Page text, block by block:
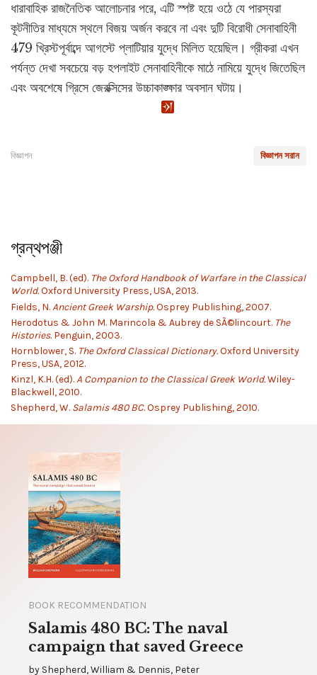
ধারাবাহিক রাজনৈতিক আলোচনার পরে, এটি স্পষ্ট হয়ে ওঠে যে পারস্যরা
কূটনীতির মাধ্যমে স্থলে বিজয় অর্জন করবে না এবং দুটি বিরোধী সেনাবাহিনী
479 খ্রিস্টপূর্বাব্দে আগস্টে প্লাটিয়ার যুদ্ধে মিলিত হয়েছিল। গ্রীকরা এখন
পর্যন্ত দেখা সবচেয়ে বড় হপলাইট সেনাবাহিনীকে মাঠে নামিয়ে যুদ্ধে জিতেছিল
এবং অবশেষে গ্রিসে জেরক্সিসের উচ্চাকাঙ্ক্ষার অবসান ঘটায়।
বিজ্ঞাপন সরান
বিজ্ঞাপন
গ্রন্থপঞ্জী
Campbell, B. (ed). The Oxford Handbook of Warfare in the Classical
World.Oxford University Press, USA, 2013.
Fields, N.Ancient Greek Warship.Osprey Publishing, 2007.
Herodotus & John M. Marincola & Aubrey de SÃ©lincourt. The
Histories.Penguin, 2003.
Hornblower, S. The Oxford Classical Dictionary.Oxford University
Press, USA, 2012.
Kinzl, K.H. (ed).A Companion to the Classical Greek World.Wiley-
Blackwell, 2010.
Shepherd, W. Salamis 480 BC.Osprey Publishing, 2010.
BOOK RECOMMENDATION
Salamis 480 BC: The naval
campaign that saved Greece
by Shepherd, William & Dennis, Peter